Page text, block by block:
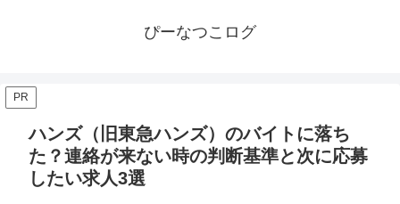
ぴーなつこログ
PR
ハンズ（旧東急ハンズ）のバイトに落ち
た？連絡が来ない時の判断基準と次に応募
したい求人3選